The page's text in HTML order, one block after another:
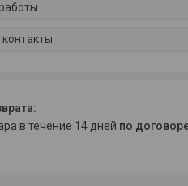
в течение 14 дней по